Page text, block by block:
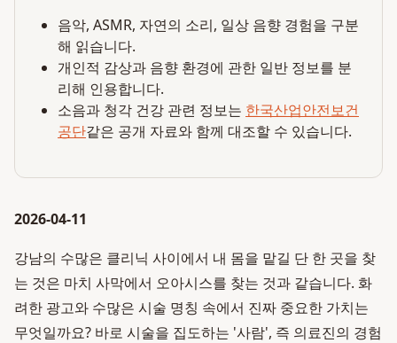
음악, ASMR, 자연의 소리, 일상 음향 경험을 구분
해 읽습니다.
개인적 감상과 음향 환경에 관한 일반 정보를 분
리해 인용합니다.
소음과 청각 건강 관련 정보는 한국산업안전보건
공단같은 공개 자료와 함께 대조할 수 있습니다.
2026-04-11
강남의 수많은 클리닉 사이에서 내 몸을 맡길 단 한 곳을 찾
는 것은 마치 사막에서 오아시스를 찾는 것과 같습니다. 화
려한 광고와 수많은 시술 명칭 속에서 진짜 중요한 가치는
무엇일까요? 바로 시술을 집도하는 '사람', 즉 의료진의 경험